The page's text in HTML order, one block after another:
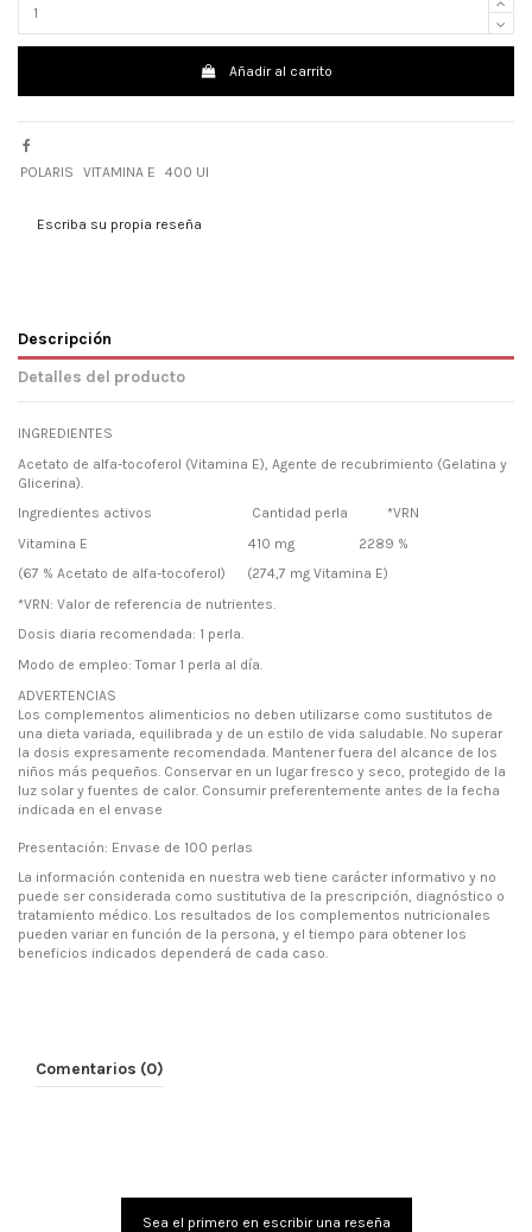
Añadir al carrito
POLARIS VITAMINA E 400 UI
Escriba su propia reseña
Descripción
Detalles del producto
INGREDIENTES
Acetato de alfa-tocoferol (Vitamina E), Agente de recubrimiento (Gelatina y
Glicerina).
Ingredientes activos Cantidad perla *VRN
Vitamina E 410 mg 2289 %
(67 % Acetato de alfa-tocoferol) (274,7 mg Vitamina E)
*VRN: Valor de referencia de nutrientes.
Dosis diaria recomendada: 1 perla.
Modo de empleo: Tomar 1 perla al día.
ADVERTENCIAS
Los complementos alimenticios no deben utilizarse como sustitutos de
una dieta variada, equilibrada y de un estilo de vida saludable. No superar
la dosis expresamente recomendada. Mantener fuera del alcance de los
niños más pequeños. Conservar en un lugar fresco y seco, protegido de la
luz solar y fuentes de calor. Consumir preferentemente antes de la fecha
indicada en el envase
Presentación: Envase de 100 perlas
La información contenida en nuestra web tiene carácter informativo y no
puede ser considerada como sustitutiva de la prescripción, diagnóstico o
tratamiento médico. Los resultados de los complementos nutricionales
pueden variar en función de la persona, y el tiempo para obtener los
beneficios indicados dependerá de cada caso.
Comentarios (0)
Sea el primero en escribir una reseña